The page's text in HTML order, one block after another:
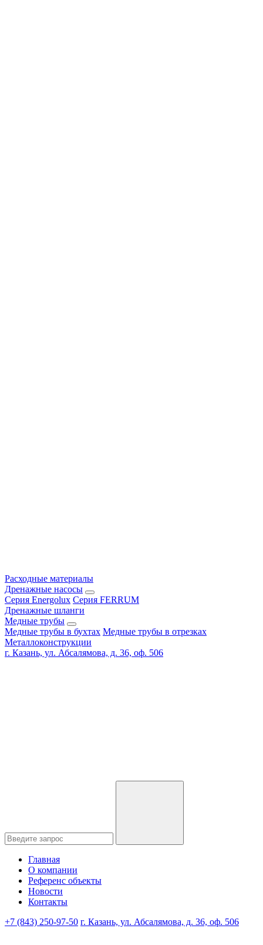
Расходные материалы
Дренажные насосы
Серия Energolux Серия FERRUM
Дренажные шланги
Медные трубы
Медные трубы в бухтах Медные трубы в отрезках
Металлоконструкции
г. Казань, ул. Абсалямова, д. 36, оф. 506
Главная
О компании
Референс объекты
Новости
Контакты
+7 (843) 250-97-50 г. Казань, ул. Абсалямова, д. 36, оф. 506